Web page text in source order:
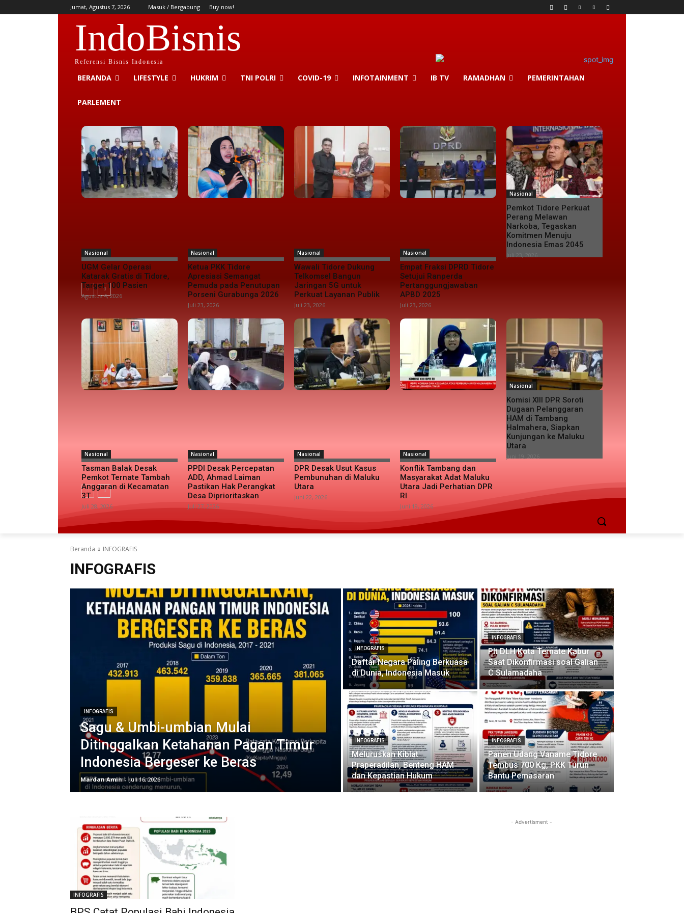
Jumat, Agustus 7, 2026 Masuk / Bergabung Buy now!
IndoBisnis
Referensi Bisnis Indonesia
BERANDA LIFESTYLE HUKRIM TNI POLRI COVID-19 INFOTAINMENT IB TV RAMADHAN PEMERINTAHAN
PARLEMENT
Nasional
UGM Gelar Operasi
Katarak Gratis di Tidore,
Target 100 Pasien
Agustus 4, 2026
Nasional
Ketua PKK Tidore
Apresiasi Semangat
Pemuda pada Penutupan
Porseni Gurabunga 2026
Juli 23, 2026
Nasional
Wawali Tidore Dukung
Telkomsel Bangun
Jaringan 5G untuk
Perkuat Layanan Publik
Juli 23, 2026
Nasional
Empat Fraksi DPRD Tidore
Setujui Ranperda
Pertanggungjawaban
APBD 2025
Juli 23, 2026
Nasional
Pemkot Tidore Perkuat
Perang Melawan
Narkoba, Tegaskan
Komitmen Menuju
Indonesia Emas 2045
Nasional
Tasman Balak Desak
Pemkot Ternate Tambah
Anggaran di Kecamatan
3T
Juli 28, 2026
Nasional
PPDI Desak Percepatan
ADD, Ahmad Laiman
Pastikan Hak Perangkat
Desa Diprioritaskan
Juli 27, 2026
Nasional
DPR Desak Usut Kasus
Pembunuhan di Maluku
Utara
Juni 22, 2026
Nasional
Konflik Tambang dan
Masyarakat Adat Maluku
Utara Jadi Perhatian DPR
RI
Juni 19, 2026
Nasional
Komisi XIII DPR Soroti
Dugaan Pelanggaran
HAM di Tambang
Halmahera, Siapkan
Kunjungan ke Maluku
Utara
Beranda INFOGRAFIS
INFOGRAFIS
INFOGRAFIS
Sagu & Umbi-umbian Mulai
Ditinggalkan Ketahanan Pagan Timur
Indonesia Bergeser ke Beras
Mardan Amin - Juli 16, 2026
INFOGRAFIS
Daftar Negara Paling Berkuasa
di Dunia, Indonesia Masuk
INFOGRAFIS
Plt DLH Kota Ternate Kabur
Saat Dikonfirmasi soal Galian
C Sulamadaha
INFOGRAFIS
Meluruskan Kiblat
Praperadilan, Benteng HAM
dan Kepastian Hukum
INFOGRAFIS
Panen Udang Vaname Tidore
Tembus 700 Kg, PKK Turun
Bantu Pemasaran
INFOGRAFIS
- Advertisment -